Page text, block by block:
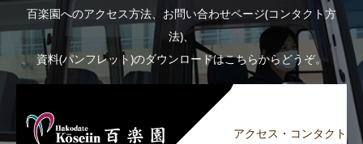
百楽園へのアクセス方法、お問い合わせページ(コンタクト方
法)、
資料(パンフレット)のダウンロードはこちらからどうぞ。
アクセス・コンタクト